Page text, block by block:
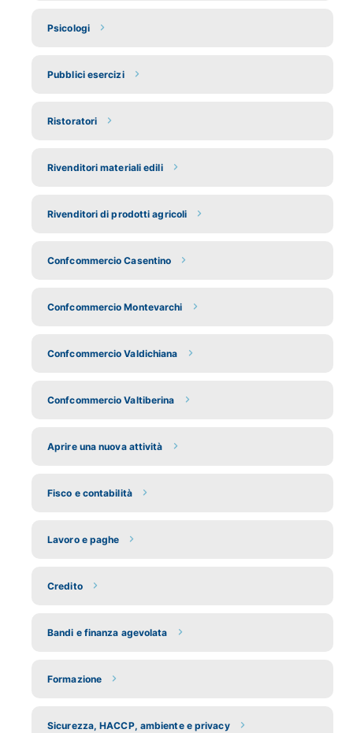
Psicologi
Pubblici esercizi
Ristoratori
Rivenditori materiali edili
Rivenditori di prodotti agricoli
Confcommercio Casentino
Confcommercio Montevarchi
Confcommercio Valdichiana
Confcommercio Valtiberina
Aprire una nuova attività
Fisco e contabilità
Lavoro e paghe
Credito
Bandi e finanza agevolata
Formazione
Sicurezza, HACCP, ambiente e privacy